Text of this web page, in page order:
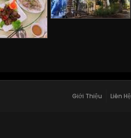
Giới Thiệu Liên Hệ